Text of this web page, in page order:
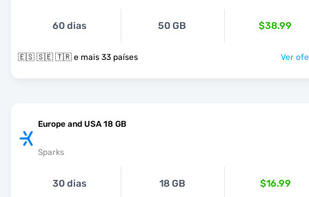
60 dias 50 GB $38.99
🇪🇸 🇸🇪 🇹🇷 e mais 33 países Ver
Europe and USA 18 GB
Sparks
30 dias 18 GB $16.99